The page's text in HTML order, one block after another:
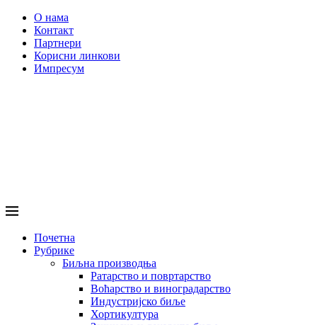
О нама
Контакт
Партнери
Корисни линкови
Импресум
Почетна
Рубрике
Биљна производња
Ратарство и повртарство
Воћарство и виноградарство
Индустријско биље
Хортикултура